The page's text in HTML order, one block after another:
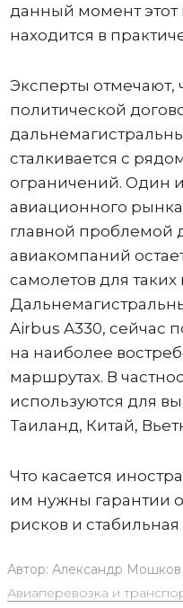
данный момент этот
находится в
Эксперты отмечают,
политической
сталкивается с
ограничений. Один
авиационного рынка
главной проблемой
авиакомпаний
самолетов для
Airbus A330, сейчас
на наиболее
маршрутах. В
используются для
Таиланд, Китай,
Что касается
им нужны гарантии
рисков и стабильная
Автор: Александр Мошков
Авиаперевозка и